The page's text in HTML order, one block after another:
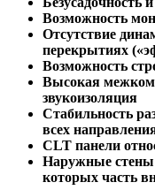
Возможность
Отсутствие
перекрытиях
Возможность
Высокая
звукоизоляция
Стабильность
всех
CLT панели
Наружные стены
которых часть